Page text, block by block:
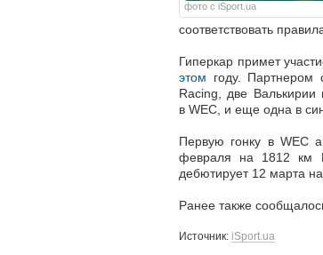
фото с iSport.ua
соответствовать
Гиперкар примет
этом году. Партнером
Racing, две Валькирии
в WEC, и еще одна в
Первую гонку в WEC
февраля на 1812 км
дебютирует 12 марта
Ранее также
Источник: iSport.ua